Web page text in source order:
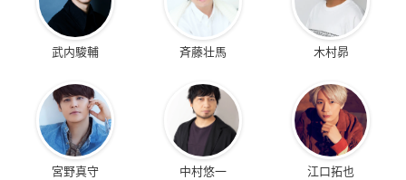
武内駿輔 斉藤壮馬 木村昴
宮野真守 中村悠一 江口拓也